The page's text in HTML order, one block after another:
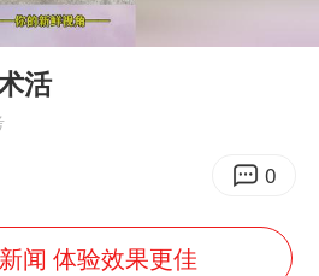
川宜宾市高县发生4.9级地震
曝美拒绝乌增购“爱国者”导弹请求
名后的“青海拉面”店
活
0
闻 体验效果更佳